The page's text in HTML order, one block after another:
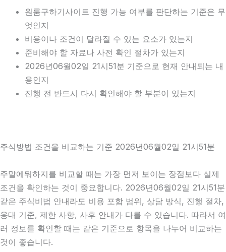
원룸구하기사이트 진행 가능 여부를 판단하는 기준은 무
엇인지
비용이나 조건이 달라질 수 있는 요소가 있는지
준비해야 할 자료나 사전 확인 절차가 있는지
2026년06월02일 21시51분 기준으로 현재 안내되는 내
용인지
진행 전 반드시 다시 확인해야 할 부분이 있는지
주식방법 조건을 비교하는 기준 2026년06월02일 21시51분
주말에뭐하지를 비교할 때는 가장 먼저 보이는 장점보다 실제
조건을 확인하는 것이 중요합니다. 2026년06월02일 21시51분
같은 주식비법 안내라도 비용 포함 범위, 상담 방식, 진행 절차,
응대 기준, 제한 사항, 사후 안내가 다를 수 있습니다. 따라서 여
러 정보를 확인할 때는 같은 기준으로 항목을 나누어 비교하는
것이 좋습니다.